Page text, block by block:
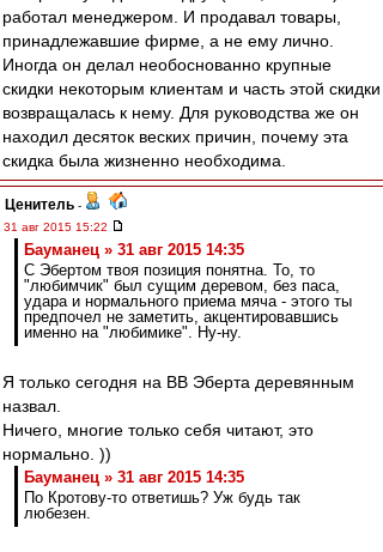
работал менеджером. И продавал товары,
принадлежавшие фирме, а не ему лично.
Иногда он делал необоснованно крупные
скидки некоторым клиентам и часть этой скидки
возвращалась к нему. Для руководства же он
находил десяток веских причин, почему эта
скидка была жизненно необходима.
Ценитель -
31 авг 2015 15:22
Бауманец » 31 авг 2015 14:35
С Эбертом твоя позиция понятна. То, то
"любимчик" был сущим деревом, без паса,
удара и нормального приема мяча - этого ты
предпочел не заметить, акцентировавшись
именно на "любимике". Ну-ну.
Я только сегодня на ВВ Эберта деревянным
назвал.
Ничего, многие только себя читают, это
нормально. ))
Бауманец » 31 авг 2015 14:35
По Кротову-то ответишь? Уж будь так
любезен.